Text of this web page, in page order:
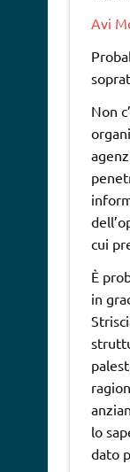
Avi
Non
cui
È
in
lo
dato